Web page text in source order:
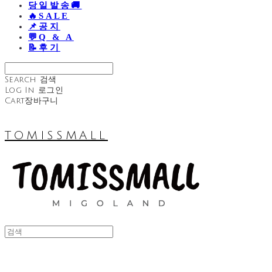
당일발송🚚
🔥SALE
📌공지
💬Q & A
📝후기
Search 검색
Log In 로그인
Cart장바구니
TOMISSMALL